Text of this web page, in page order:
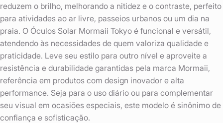
reduzem o brilho, melhorando a nitidez e o contraste, perfeito
para atividades ao ar livre, passeios urbanos ou um dia na
praia. O Óculos Solar Mormaii Tokyo é funcional e versátil,
atendendo às necessidades de quem valoriza qualidade e
praticidade. Leve seu estilo para outro nível e aproveite a
resistência e durabilidade garantidas pela marca Mormaii,
referência em produtos com design inovador e alta
performance. Seja para o uso diário ou para complementar
seu visual em ocasiões especiais, este modelo é sinônimo de
confiança e sofisticação.